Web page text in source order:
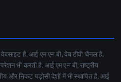
वेबसाइट है. आई एम एन बी, वेब टीवी चैनल है.
भी करती है. आई एम एन बी, राष्ट्रीय
और निकट पड़ोसी देशों में भी स्थापित है. आई